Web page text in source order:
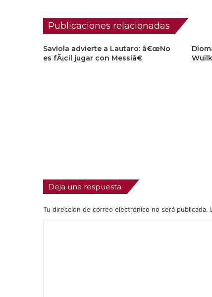
Publicaciones relacionadas
Saviola advierte a Lautaro: â€œNo
es fÃ¡cil jugar con Messiâ€
Deja una respuesta
Tu dirección de correo electrónico no será publicada.